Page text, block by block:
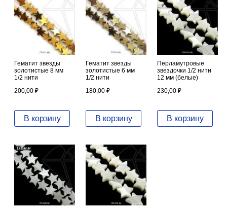
Гематит звезды
золотистые 8 мм
1/2 нити
200,00 ₽
В корзину
Гематит звезды
золотистые 6 мм
1/2 нити
180,00 ₽
В корзину
Перламутровые
звездочки 1/2 нити
12 мм (белые)
230,00 ₽
В корзину